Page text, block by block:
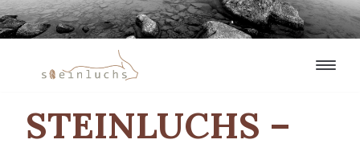
STEINLUCHS –